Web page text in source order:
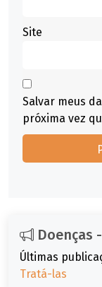
Site
Salvar meus
próxima vez
Doenças
Últimas
Tratá-las